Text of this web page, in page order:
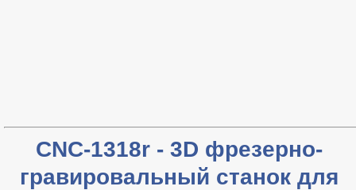
CNC-1318r - 3D фрезерно-
гравировальный станок для